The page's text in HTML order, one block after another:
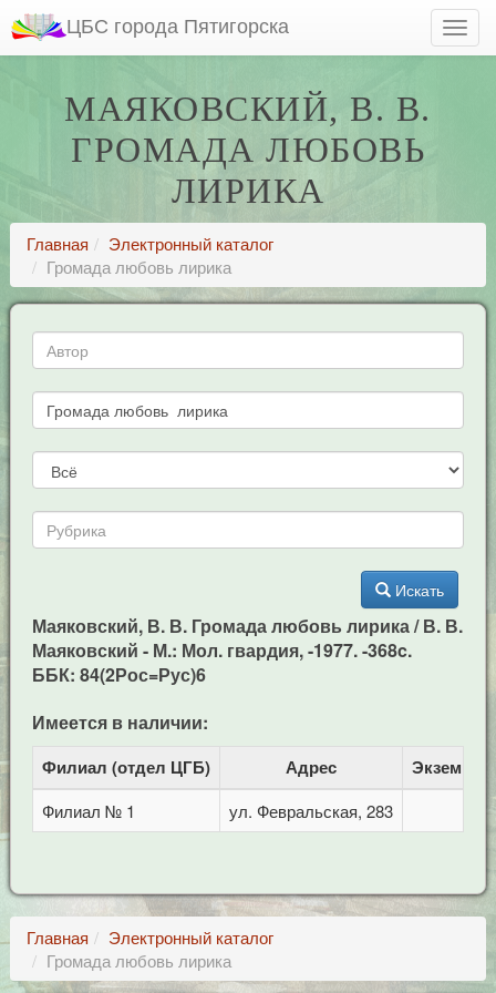
ЦБС города Пятигорска
МАЯКОВСКИЙ, В. В.
ГРОМАДА ЛЮБОВЬ
ЛИРИКА
Главная
Электронный каталог
Громада любовь лирика
Искать
Маяковский, В. В. Громада любовь лирика / В. В.
Маяковский - М.: Мол. гвардия, -1977. -368c.
ББК: 84(2Рос=Рус)6
Имеется в наличии:
Филиал (отдел ЦГБ) Адрес
Филиал № 1 ул. Февральская, 283
Главная
Электронный каталог
Громада любовь лирика